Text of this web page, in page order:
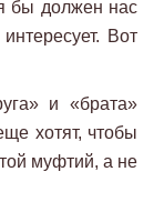
бы должен нас
Вот
и «брата»
хотят, чтобы
муфтий, а не